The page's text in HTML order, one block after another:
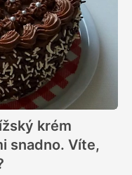
krém
snadno. Víte,